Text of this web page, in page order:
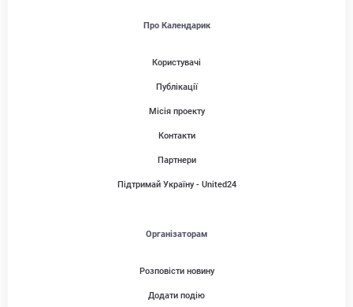
Про Календарик
Користувачі
Публікації
Місія проекту
Контакти
Партнери
Підтримай Україну - United24
Організаторам
Розповісти новину
Додати подію